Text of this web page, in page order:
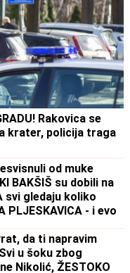
Rakovica se
krater, policija traga
od muke
BAKŠIŠ su dobili na
svi gledaju koliko
PLJESKAVICA - i evo
da ti napravim
u šoku zbog
Nikolić, ŽESTOKO